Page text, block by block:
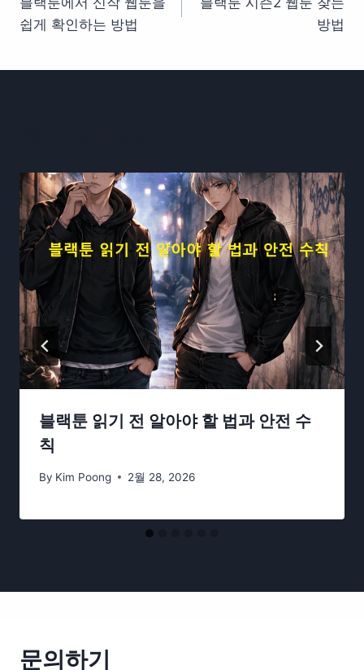
탐
쉽게 확인하는 방법
방법
블랙툰 읽기 전 알아야 할 법과 안전 수
칙
By Kim Poong 2월 28, 2026
문의하기